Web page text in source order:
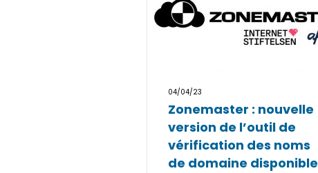
04/04/23
Zonemaster : nouvelle
version de l’outil de
vérification des noms
de domaine disponible